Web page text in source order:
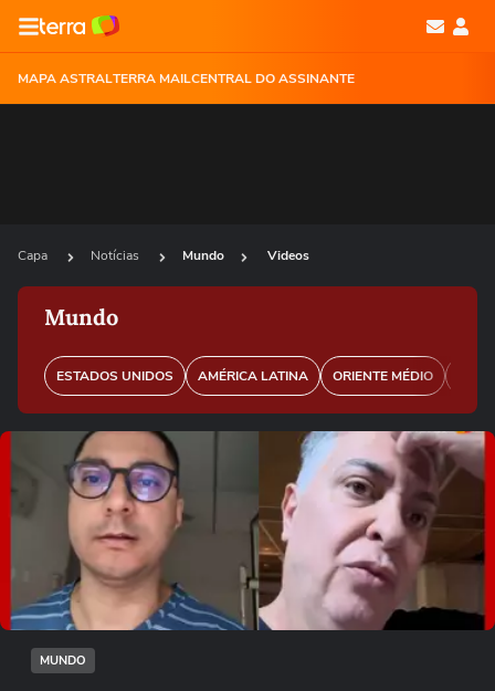
MAPA ASTRALTERRA MAILCENTRAL DO ASSINANTE
Capa Notícias Mundo Videos
Mundo
ESTADOS UNIDOS AMÉRICA LATINA ORIENTE MÉDIO
Não foi possível reproduzir o vídeo
Tentar novamente
MUNDO